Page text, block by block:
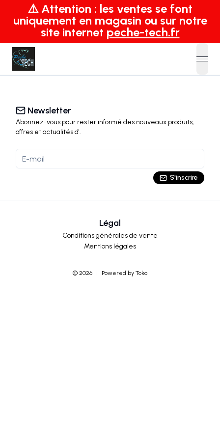
⚠️ Attention : les ventes se font
uniquement en magasin ou sur notre
site internet peche-tech.fr
Newsletter
Abonnez-vous pour rester informé des nouveaux produits,
offres et actualitésd'.
S'inscrire
Légal
Conditions générales de vente
Mentions légales
© 2026 | Powered by Toko